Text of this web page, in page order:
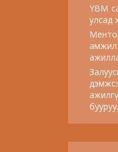
YBM
улсад